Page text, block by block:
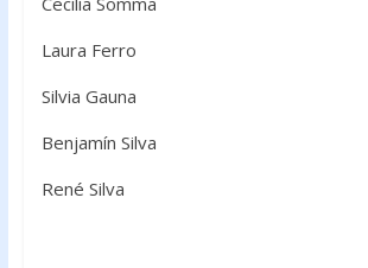
Laura Ferro
Silvia Gauna
Benjamín Silva
René Silva